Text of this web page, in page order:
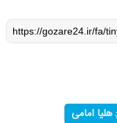
هلیا امامی